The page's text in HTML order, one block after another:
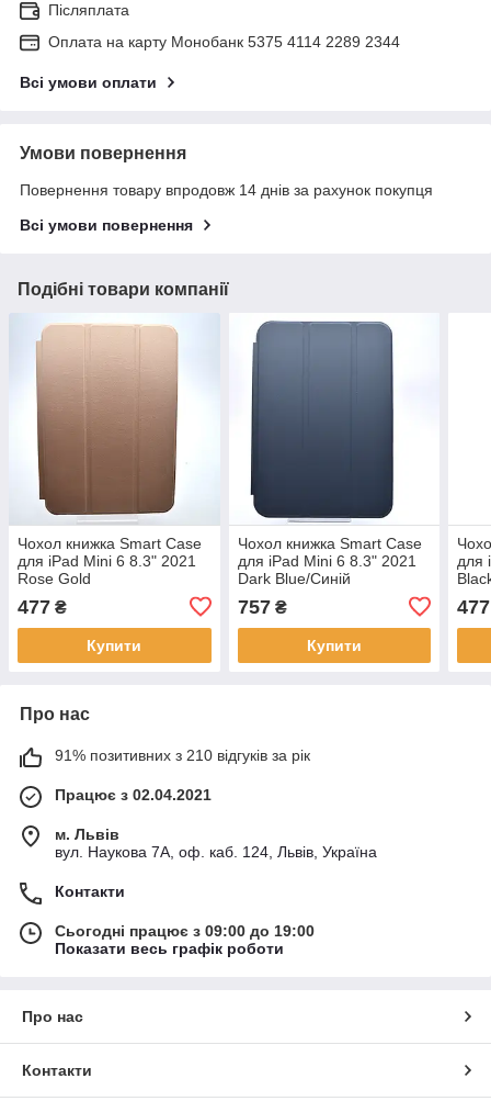
Післяплата
Оплата на карту Монобанк 5375 4114 2289 2344
Всі умови оплати
Умови повернення
Повернення товару впродовж 14 днів за рахунок покупця
Всі умови повернення
Подібні товари компанії
Чохол книжка Smart Case
для iPad Mini 6 8.3" 2021
Rose Gold
477 ₴
Купити
Чохол книжка Smart Case
для iPad Mini 6 8.3" 2021
Dark Blue/Синій
757₴
Купити
для
477
Про нас
91% позитивних з 210 відгуків за рік
Працює з 02.04.2021
м. Львів
вул. Наукова 7А, оф. каб. 124, Львів, Україна
Контакти
Сьогодні працює з 09:00 до 19:00
Показати весь графік роботи
Про нас
Контакти